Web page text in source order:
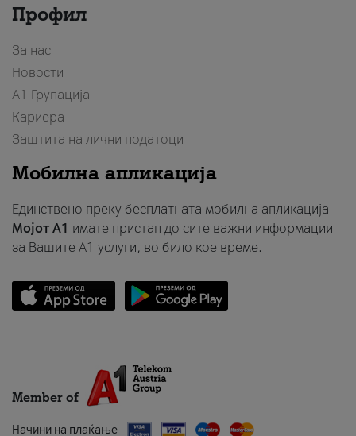
Профил
За нас
Новости
А1 Групација
Кариера
Заштита на лични податоци
Мобилна апликација
Единствено преку бесплатната мобилна апликација
Мојот A1 имате пристап до сите важни информации
за Вашите A1 услуги, во било кое време.
Member of
Начини на плаќање